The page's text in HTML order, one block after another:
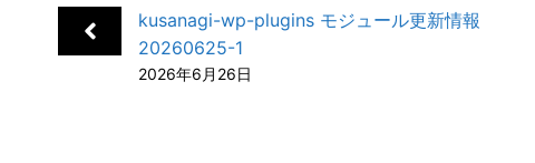
o
o
d
I
n
a
t
kusanagi-wp-plugins モジュール更新情報
20260625-1
2026年6月26日